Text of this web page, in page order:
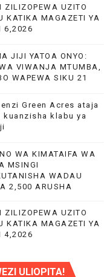
TRA
ZILIZOPEWA UZITO
KATIKA MAGAZETI YA
6,2026
JIJI YATOA ONYO:
VIWANJA MTUMBA,
WAPEWA SIKU 21
Green Acres ataja
kuanzisha klabu ya
WA KIMATAIFA WA
MSINGI
WADAU
2,500 ARUSHA
ZILIZOPEWA UZITO
KATIKA MAGAZETI YA
4,2026
ULIOPITA!